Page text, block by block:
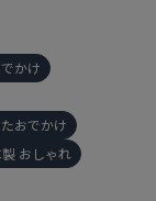
かけ
おでかけ
おしゃれ